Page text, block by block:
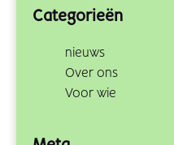
Categorieën
nieuws
Over ons
Voor wie